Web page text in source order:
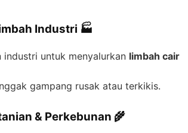
Industri 🏭
untuk menyalurkan limbah cair
gampang rusak atau terkikis.
& Perkebunan 🌾